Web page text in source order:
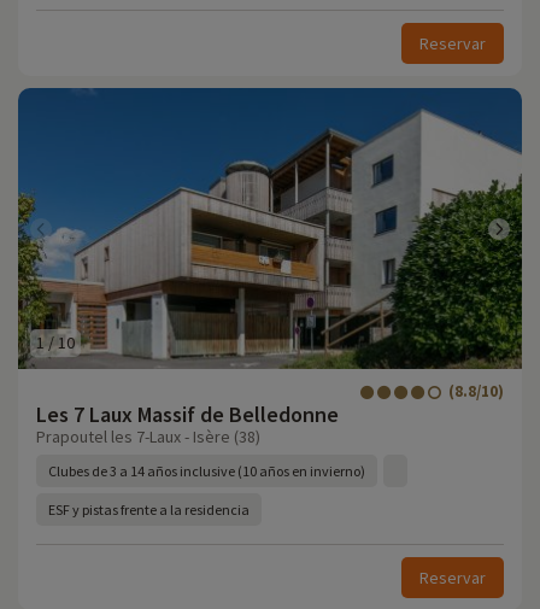
Reservar
1/10
Les 7 Laux Massif de Belledonne
(8.8/10)
Prapoutel les 7-Laux - Isère (38)
Clubes de 3 a 14 años inclusive (10 años en invierno)
ESF y pistas frente a la residencia
Reservar